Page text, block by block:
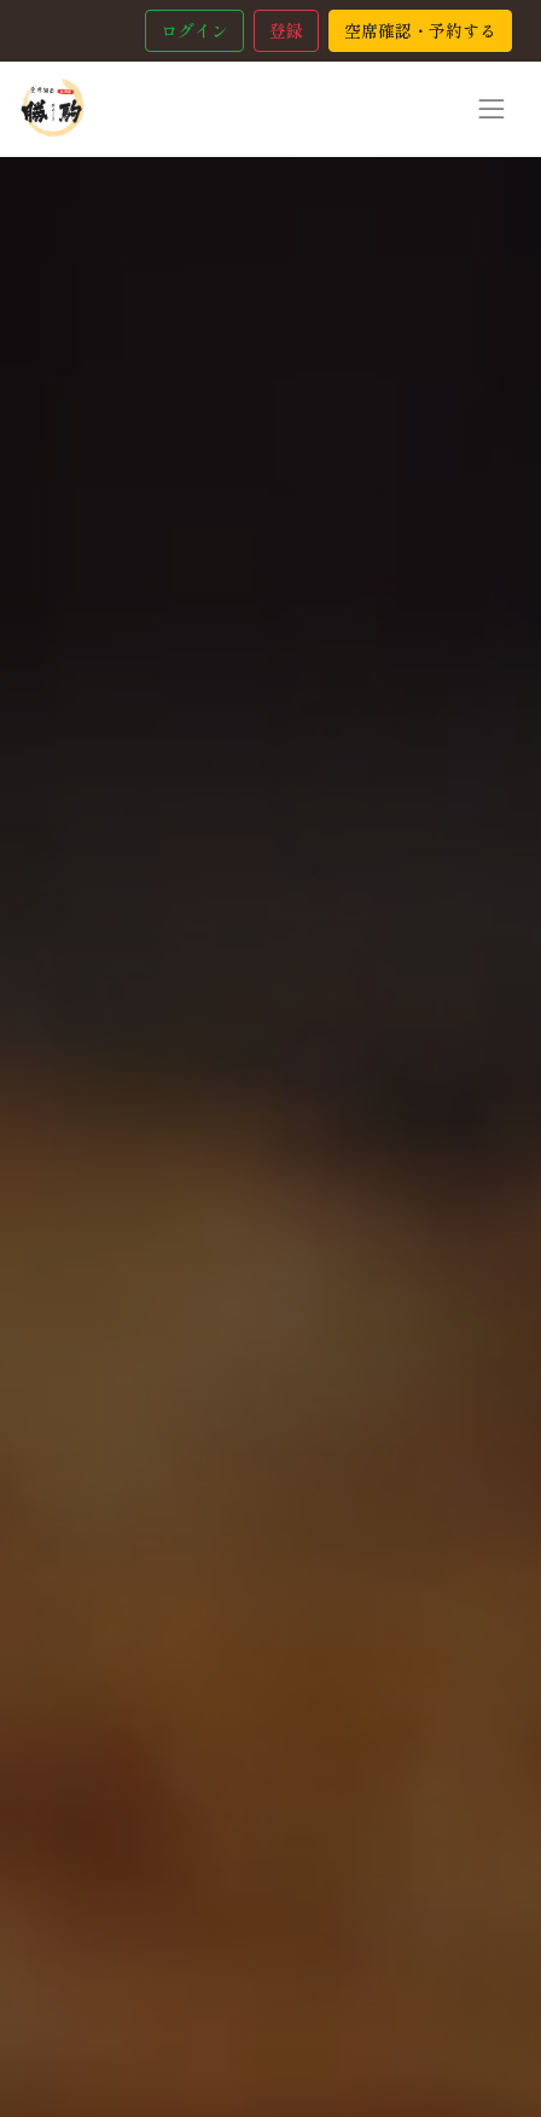
ログイン 登録 空席確認・予約する